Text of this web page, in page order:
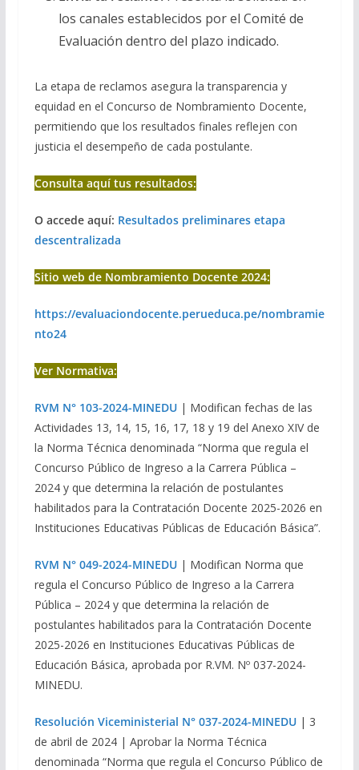
los canales establecidos por el Comité de
Evaluación dentro del plazo indicado.
La etapa de reclamos asegura la transparencia y
equidad en el Concurso de Nombramiento Docente,
permitiendo que los resultados finales reflejen con
justicia el desempeño de cada postulante.
Consulta aquí tus resultados:
O accede aquí: Resultados preliminares etapa
descentralizada
Sitio web de Nombramiento Docente 2024:
https://evaluaciondocente.perueduca.pe/nombramie
nto24
Ver Normativa:
RVM N° 103-2024-MINEDU| Modifican fechas de las
Actividades 13, 14, 15, 16, 17, 18 y 19 del Anexo XIV de
la Norma Técnica denominada “Norma que regula el
Concurso Público de Ingreso a la Carrera Pública –
2024 y que determina la relación de postulantes
habilitados para la Contratación Docente 2025-2026 en
Instituciones Educativas Públicas de Educación Básica”.
RVM N° 049-2024-MINEDU| Modifican Norma que
regula el Concurso Público de Ingreso a la Carrera
Pública – 2024 y que determina la relación de
postulantes habilitados para la Contratación Docente
2025-2026 en Instituciones Educativas Públicas de
Educación Básica, aprobada por R.VM. Nº 037-2024-
MINEDU.
Resolución Viceministerial N° 037-2024-MINEDU| 3
de abril de 2024 | Aprobar la Norma Técnica
denominada “Norma que regula el Concurso Público de